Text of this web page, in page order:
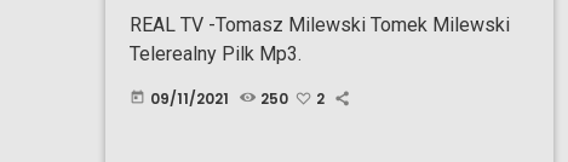
REAL TV -Tomasz Milewski Tomek Milewski
Telerealny Pilk Mp3.
today 09/11/2021 250 2